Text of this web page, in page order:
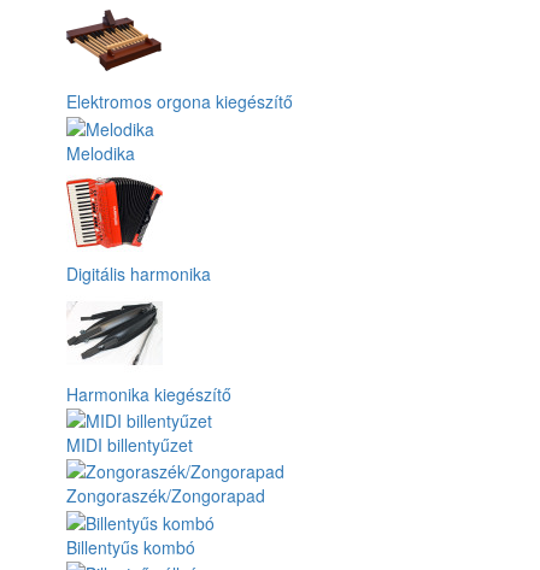
Elektromos orgona kiegészítő
Melodika
Digitális harmonika
Harmonika kiegészítő
MIDI billentyűzet
Zongoraszék/Zongorapad
Billentyűs kombó